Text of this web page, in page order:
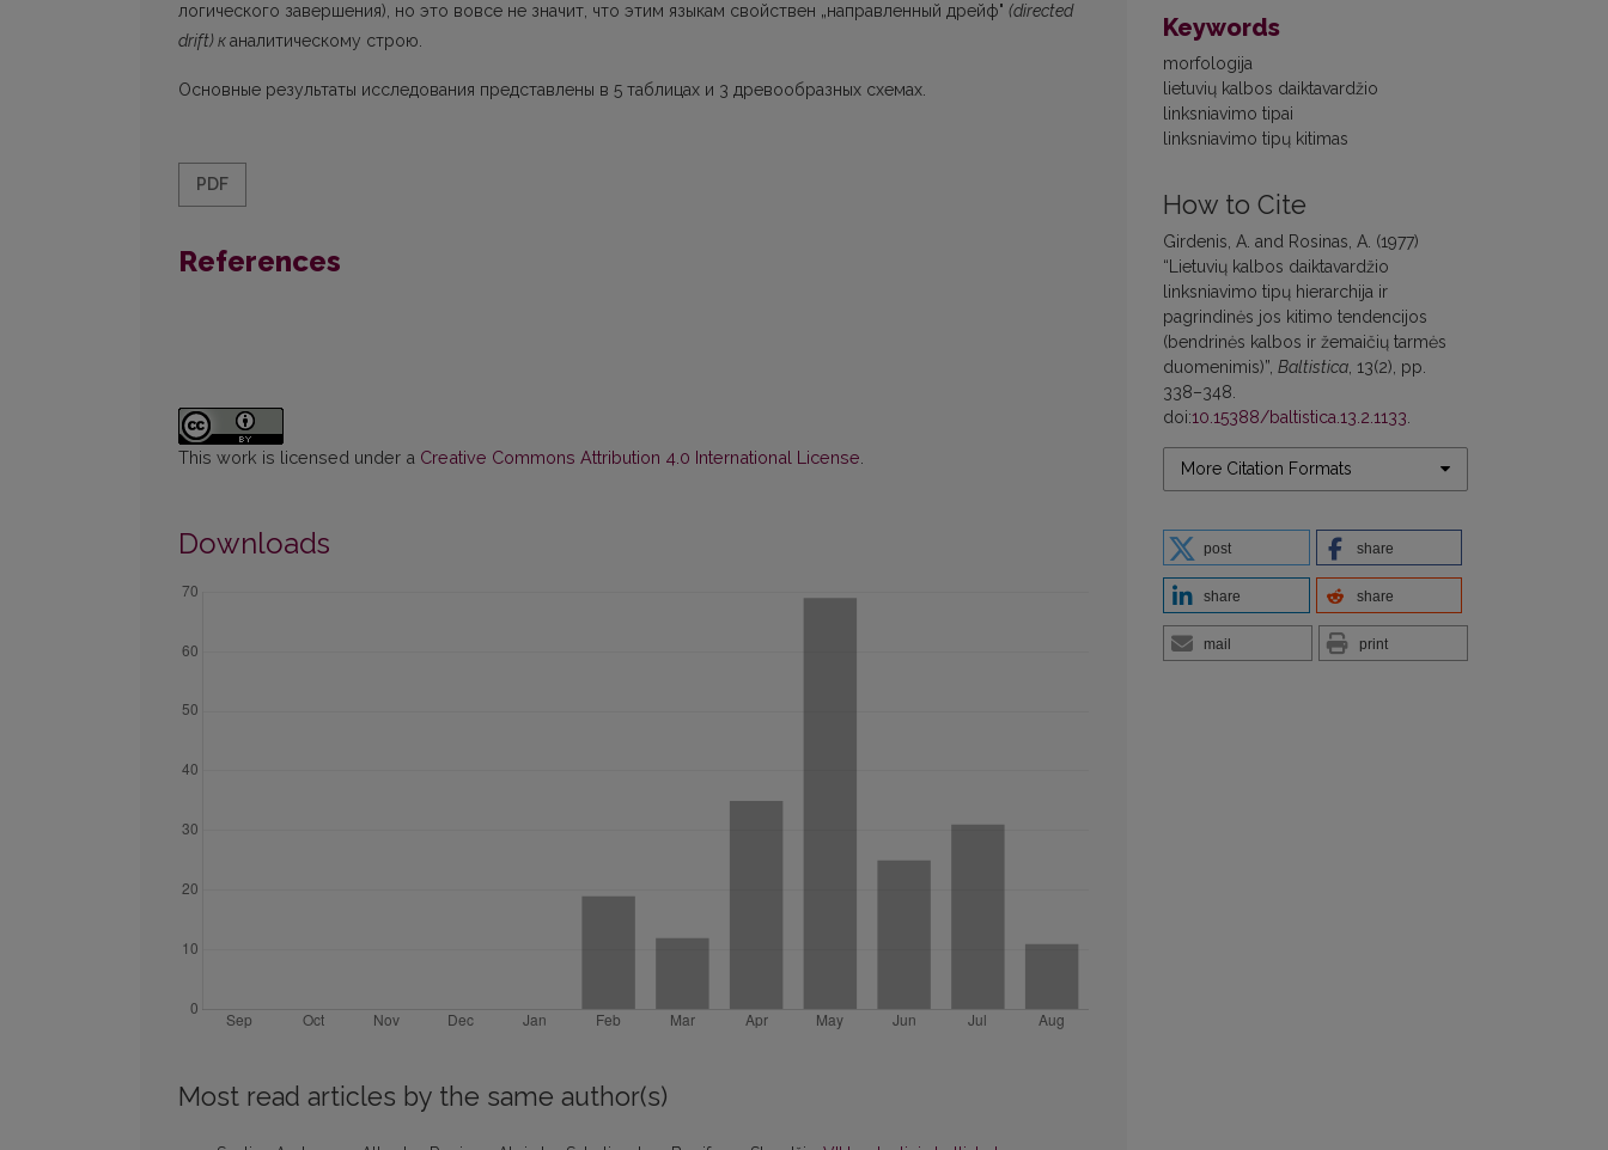
Keywords
morfologija
lietuvių kalbos daiktavardžio
linksniavimo tipai
linksniavimo tipų kitimas
How to Cite
Girdenis, A. and Rosinas, A. (1977)
“Lietuvių kalbos daiktavardžio
linksniavimo tipų hierarchija ir
pagrindinės jos kitimo tendencijos
(bendrinės kalbos ir žemaičių tarmės
duomenimis)”, Baltistica , 13(2), pp.
338–348.
doi:10.15388/baltistica.13.2.1133
More Citation Formats
post share
share share
mail print
логичес­кого завершения), но это вовсе не значит, что этим языкам свойствен „направленный дрейф" (directed
drift) каналитическому строю.
Основные результаты исследования представлены в 5 таблицах и 3 древообразных схе­мах.
PDF
References
This work is licensed under a Creative Commons Attribution 4.0 International License
Downloads
Most read articles by the same author(s)